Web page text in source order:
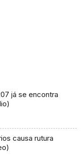
já se encontra
causa rutura